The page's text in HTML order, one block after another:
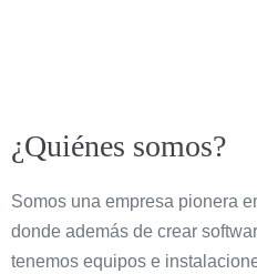
¿Quiénes somos?
Somos una empresa pionera
donde además de crear
tenemos equipos e